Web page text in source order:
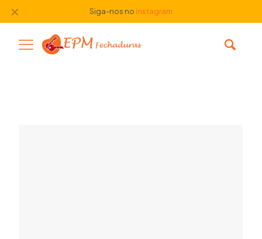
Siga-nos no instagram
✕